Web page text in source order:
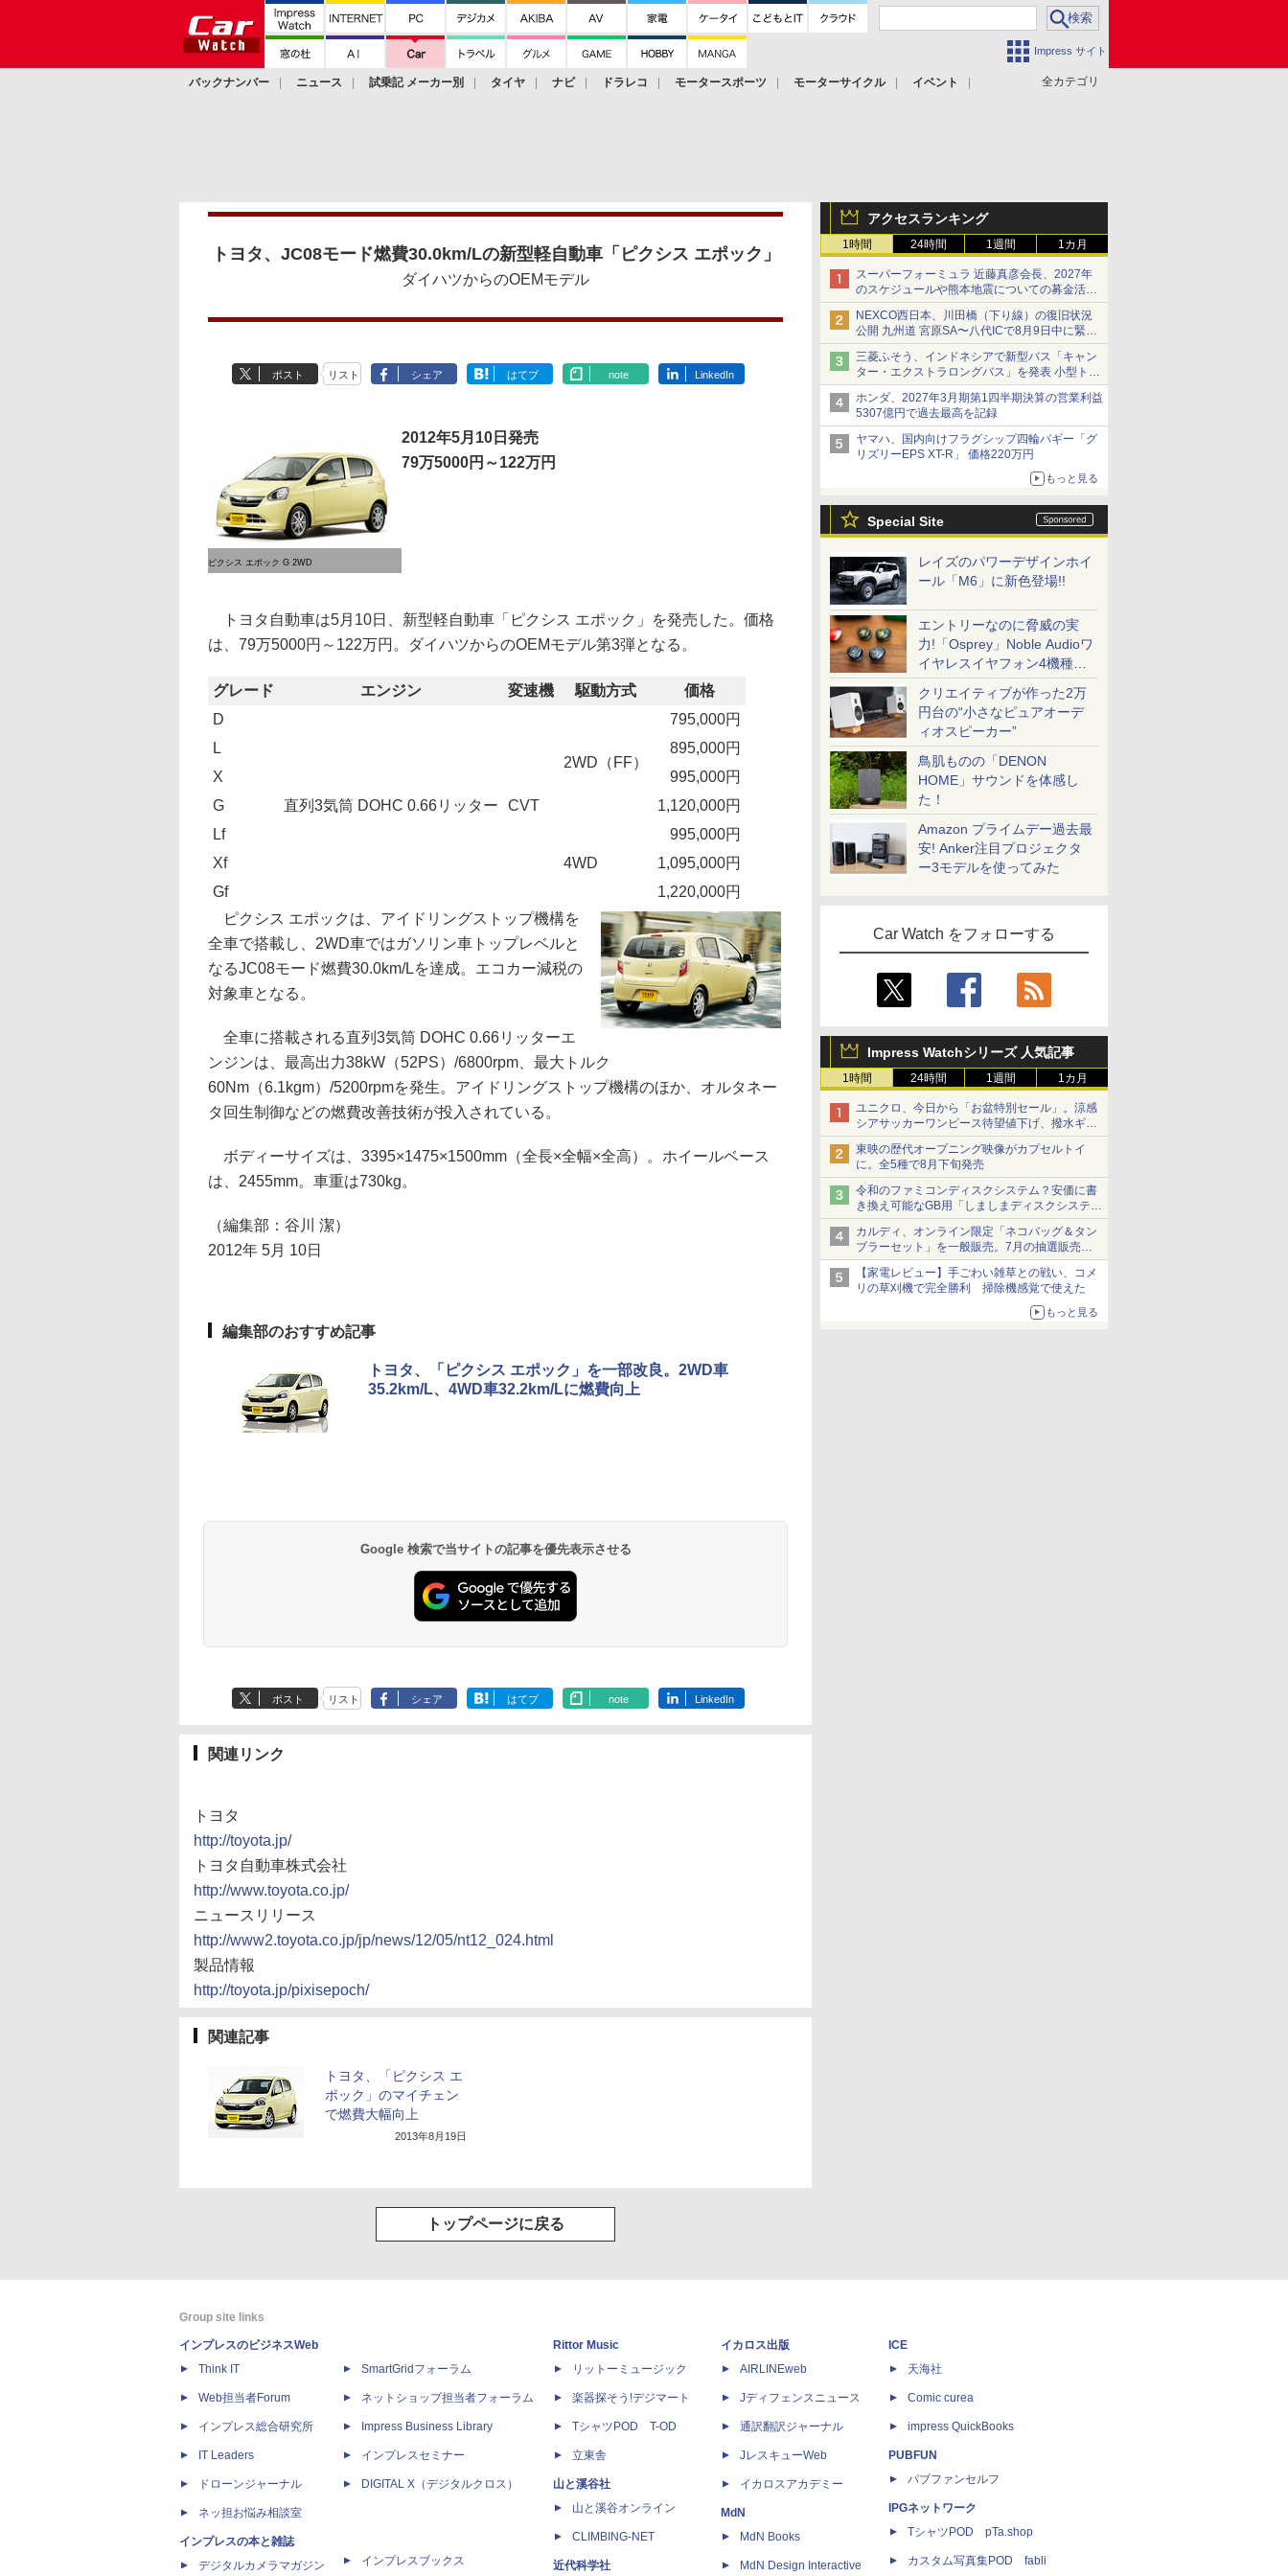
Impress サイト
全カテゴリ
バックナンバー ニュース 試乗記 メーカー別 タイヤ ナビ ドラレコ モータースポーツ モーターサイクル
イベント
アクセスランキング
1時間 24時間 1週間 1カ月
スーパーフォーミュラ 近藤真彦会長、2027年
のスケジュールや熊本地震についての募金活動
を紹介
NEXCO西日本、川田橋（下り線）の復旧状況
公開 九州道 宮原SA〜八代ICで8月9日中に緊急
車両を通行可能に
三菱ふそう、インドネシアで新型バス「キャン
ター・エクストラロングバス」を発表 小型トラ
ックベースの観光・旅客輸送向けバス
ホンダ、2027年3月期第1四半期決算の営業利益
5307億円で過去最高を記録
ヤマハ、国内向けフラグシップ四輪バギー「グ
リズリーEPS XT-R」 価格220万円
もっと見る
Special Site
レイズのパワーデザインホイ
ール「M6」に新色登場!!
エントリーなのに脅威の実
力!「Osprey」Noble Audioワ
イヤレスイヤフォン4機種を
一気に聴く
クリエイティブが作った2万
円台の“小さなピュアオーデ
ィオスピーカー”
鳥肌ものの「DENON
HOME」サウンドを体感し
た！
Amazon プライムデー過去最
安! Anker注目プロジェクタ
ー3モデルを使ってみた
Car Watch をフォローする
Impress Watchシリーズ 人気記事
1時間 24時間 1週間 1カ月
ユニクロ、今日から「お盆特別セール」。涼感
シアサッカーワンピース待望値下げ、撥水ギア
ショーツは1990円に
東映の歴代オープニング映像がカプセルトイ
に。全5種で8月下旬発売
令和のファミコンディスクシステム？安価に書
き換え可能なGB用「しましまディスクシステ
ム」
カルディ、オンライン限定「ネコバッグ＆タン
ブラーセット」を一般販売。7月の抽選販売の
当選無効分
【家電レビュー】手ごわい雑草との戦い、コメ
リの草刈機で完全勝利 掃除機感覚で使えた
もっと見る
トヨタ、JC08モード燃費30.0km/Lの新型軽自動車「ピクシス エポック」
ダイハツからのOEMモデル
ポスト リスト シェア はてブ note LinkedIn
ピクシス エポック G 2WD
2012年5月10日発売
79万5000円～122万円
トヨタ自動車は5月10日、新型軽自動車「ピクシス エポック」を発売した。価格
は、79万5000円～122万円。ダイハツからのOEMモデル第3弾となる。
グレード エンジン 変速機 駆動方式
価格
D
直列3気筒 DOHC 0.66リッター CVT
2WD（FF）
795,000円
L
895,000円
X
995,000円
G
1,120,000円
Lf
4WD
995,000円
Xf
1,095,000円
Gf
1,220,000円
ピクシス エポックは、アイドリングストップ機構を
全車で搭載し、2WD車ではガソリン車トップレベルと
なるJC08モード燃費30.0km/Lを達成。エコカー減税の
対象車となる。
全車に搭載される直列3気筒 DOHC 0.66リッターエ
ンジンは、最高出力38kW（52PS）/6800rpm、最大トルク
60Nm（6.1kgm）/5200rpmを発生。アイドリングストップ機構のほか、オルタネー
タ回生制御などの燃費改善技術が投入されている。
ボディーサイズは、3395×1475×1500mm（全長×全幅×全高）。ホイールベース
は、2455mm。車重は730kg。
（編集部：谷川 潔）
2012年 5月 10日
編集部のおすすめ記事
トヨタ、「ピクシス エポック」を一部改良。2WD車
35.2km/L、4WD車32.2km/Lに燃費向上
Google 検索で当サイトの記事を優先表示させる
ポスト リスト シェア はてブ note LinkedIn
関連リンク
トヨタ
http://toyota.jp/
トヨタ自動車株式会社
http://www.toyota.co.jp/
ニュースリリース
http://www2.toyota.co.jp/jp/news/12/05/nt12_024.html
製品情報
http://toyota.jp/pixisepoch/
関連記事
トヨタ、「ピクシス エ
ポック」のマイチェン
で燃費大幅向上
2013年8月19日
トップページに戻る
Group site links
インプレスのビジネスWeb
Think IT
Web担当者Forum
インプレス総合研究所
IT Leaders
ドローンジャーナル
ネッ担お悩み相談室
インプレスの本と雑誌
デジタルカメラマガジン
SmartGridフォーラム
ネットショップ担当者フォーラム
Impress Business Library
インプレスセミナー
DIGITAL X（デジタルクロス）
インプレスブックス
Rittor Music
リットーミュージック
楽器探そう!デジマート
TシャツPOD T-OD
立東舎
山と溪谷社
山と溪谷オンライン
CLIMBING-NET
近代科学社
イカロス出版
AIRLINEweb
Jディフェンスニュース
通訳翻訳ジャーナル
JレスキューWeb
イカロスアカデミー
MdN
MdN Books
MdN Design Interactive
ICE
天海社
Comic curea
impress QuickBooks
PUBFUN
パブファンセルフ
IPGネットワーク
TシャツPOD pTa.shop
カスタム写真集POD fabli